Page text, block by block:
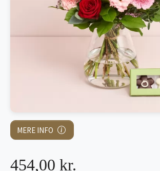
MERE INFO
454,00 kr.